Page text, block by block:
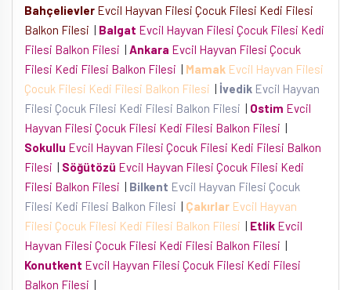
Bahçelievler Evcil Hayvan Filesi Çocuk Filesi Kedi Filesi
Balkon Filesi | Balgat Evcil Hayvan Filesi Çocuk Filesi Kedi
Filesi Balkon Filesi | Ankara Evcil Hayvan Filesi Çocuk
Filesi Kedi Filesi Balkon Filesi | Mamak Evcil Hayvan Filesi
Çocuk Filesi Kedi Filesi Balkon Filesi | İvedik Evcil Hayvan
Filesi Çocuk Filesi Kedi Filesi Balkon Filesi | Ostim Evcil
Hayvan Filesi Çocuk Filesi Kedi Filesi Balkon Filesi |
Sokullu Evcil Hayvan Filesi Çocuk Filesi Kedi Filesi Balkon
Filesi | Söğütözü Evcil Hayvan Filesi Çocuk Filesi Kedi
Filesi Balkon Filesi | Bilkent Evcil Hayvan Filesi Çocuk
Filesi Kedi Filesi Balkon Filesi | Çakırlar Evcil Hayvan
Filesi Çocuk Filesi Kedi Filesi Balkon Filesi | Etlik Evcil
Hayvan Filesi Çocuk Filesi Kedi Filesi Balkon Filesi |
Konutkent Evcil Hayvan Filesi Çocuk Filesi Kedi Filesi
Balkon Filesi |